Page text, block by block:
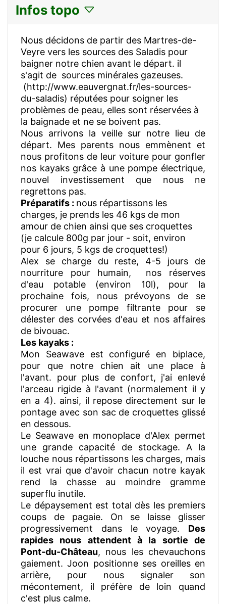
Infos topo
Nous décidons de partir des Martres-de-
Veyre vers les sources des Saladis pour
baigner notre chien avant le départ. il
s'agit de sources minérales gazeuses.
(http://www.eauvergnat.fr/les-sources-
du-saladis) réputées pour soigner les
problèmes de peau, elles sont réservées à
la baignade et ne se boivent pas.
Nous arrivons la veille sur notre lieu de
départ. Mes parents nous emmènent et
nous profitons de leur voiture pour gonfler
nos kayaks grâce à une pompe électrique,
nouvel investissement que nous ne
regrettons pas.
Préparatifs : nous répartissons les
charges, je prends les 46 kgs de mon
amour de chien ainsi que ses croquettes
(je calcule 800g par jour - soit, environ
pour 6 jours, 5 kgs de croquettes!)
Alex se charge du reste, 4-5 jours de
nourriture pour humain, nos réserves
d'eau potable (environ 10l), pour la
prochaine fois, nous prévoyons de se
procurer une pompe filtrante pour se
délester des corvées d'eau et nos affaires
de bivouac.
Les kayaks :
Mon Seawave est configuré en biplace,
pour que notre chien ait une place à
l'avant. pour plus de confort, j'ai enlevé
l'arceau rigide à l'avant (normalement il y
en a 4). ainsi, il repose directement sur le
pontage avec son sac de croquettes glissé
en dessous.
Le Seawave en monoplace d'Alex permet
une grande capacité de stockage. A la
louche nous répartissons les charges, mais
il est vrai que d'avoir chacun notre kayak
rend la chasse au moindre gramme
superflu inutile.
Le dépaysement est total dès les premiers
coups de pagaie. On se laisse glisser
progressivement dans le voyage. Des
rapides nous attendent à la sortie de
Pont-du-Château, nous les chevauchons
gaiement. Joon positionne ses oreilles en
arrière, pour nous signaler son
mécontement, il préfère de loin quand
c'est plus calme.